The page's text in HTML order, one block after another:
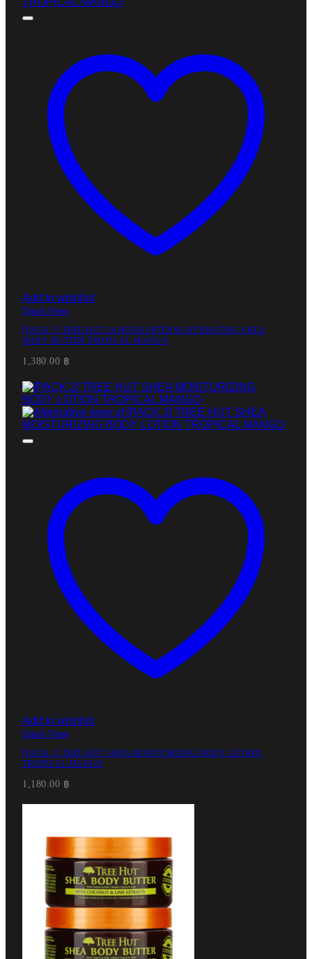
Add to wishlist
Quick View
[PACK 2] TREE HUT 24 HOUR INTENSE HYDRATING SHEA
BODY BUTTER TROPICAL MANGO
1,380.00 ฿
Add to wishlist
Quick View
[PACK 2] TREE HUT SHEA MOISTURIZING BODY LOTION
TROPICAL MANGO
1,180.00 ฿